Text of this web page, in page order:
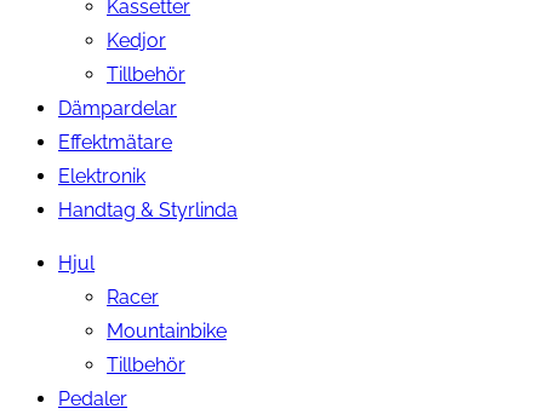
Kassetter
Kedjor
Tillbehör
Dämpardelar
Effektmätare
Elektronik
Handtag & Styrlinda
Hjul
Racer
Mountainbike
Tillbehör
Pedaler